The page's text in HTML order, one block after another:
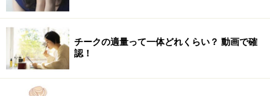
チークの適量って一体どれくらい？ 動画で確
認！